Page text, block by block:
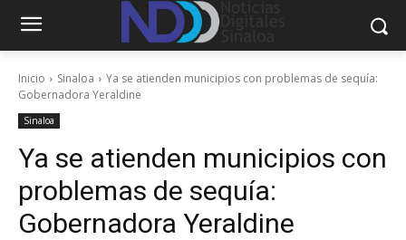
Inicio Sinaloa
Ya se atienden municipios con problemas de sequía:
Gobernadora Yeraldine
Sinaloa
Ya se atienden municipios con
problemas de sequía:
Gobernadora Yeraldine